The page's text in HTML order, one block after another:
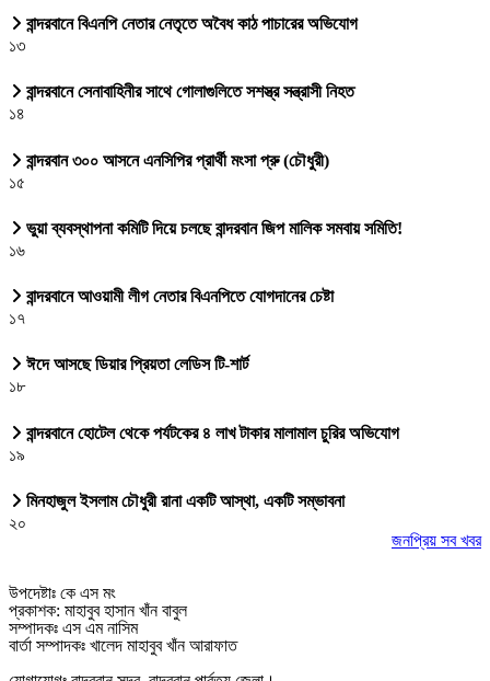
বান্দরবানে বিএনপি নেতার নেতৃতে অবৈধ কাঠ পাচারের অভিযোগ
১৩
বান্দরবানে সেনাবাহিনীর সাথে গোলাগুলিতে সশস্ত্র সন্ত্রাসী নিহত
১৪
বান্দরবান ৩০০ আসনে এনসিপির প্রার্থী মংসা প্রু (চৌধুরী)
১৫
ভুয়া ব্যবস্থাপনা কমিটি দিয়ে চলছে বান্দরবান জিপ মালিক সমবায় সমিতি!
১৬
বান্দরবানে আওয়ামী লীগ নেতার বিএনপিতে যোগদানের চেষ্টা
১৭
ঈদে আসছে ডিয়ার প্রিয়তা লেডিস টি-শার্ট
১৮
বান্দরবানে হোটেল থেকে পর্যটকের ৪ লাখ টাকার মালামাল চুরির অভিযোগ
১৯
মিনহাজুল ইসলাম চৌধুরী রানা একটি আস্থা, একটি সম্ভাবনা
২০
জনপ্রিয় সব খবর
উপদেষ্টাঃ কে এস মং
প্রকাশক: মাহাবুব হাসান খাঁন বাবুল
সম্পাদকঃ এস এম নাসিম
বার্তা সম্পাদকঃ খালেদ মাহাবুব খাঁন আরাফাত